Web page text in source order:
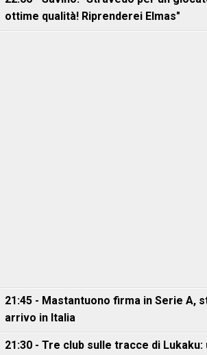
ottime qualità! Riprenderei Elmas"
21:45 - Mastantuono firma in Serie A,
arrivo in Italia
21:30 - Tre club sulle tracce di